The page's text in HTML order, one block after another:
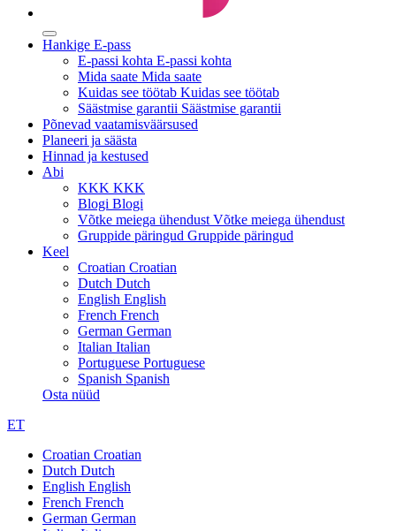
Hankige E-pass
E-passi kohta E-passi kohta
Mida saate Mida saate
Kuidas see töötab Kuidas see töötab
Säästmise garantii Säästmise garantii
Põnevad vaatamisväärsused
Planeeri ja säästa
Hinnad ja kestused
Abi
KKK KKK
Blogi Blogi
Võtke meiega ühendust Võtke meiega ühendust
Gruppide päringud Gruppide päringud
Keel
Croatian Croatian
Dutch Dutch
English English
French French
German German
Italian Italian
Portuguese Portuguese
Spanish Spanish
Osta nüüd
ET
Croatian Croatian
Dutch Dutch
English English
French French
German German